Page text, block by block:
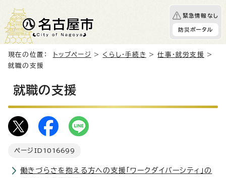
緊急情報なし
防災ポータル
現在の位置： トップページ > くらし・手続き >仕事・就労支援
>
就職の支援
就職の支援
ページID 1016699
働きづらさを抱える方への支援「ワークダイバーシティ」の